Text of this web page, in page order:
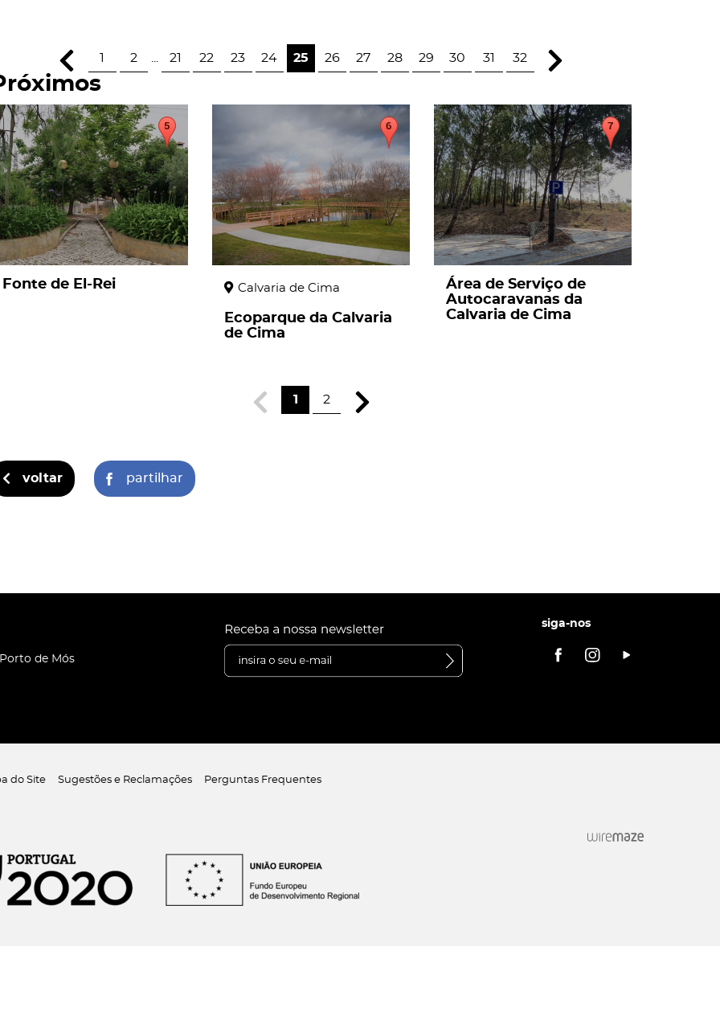
1 2 21 22 23 24 25 26 27 28 29 30 31 32
Fonte de El-Rei Calvaria de Cima
Ecoparque da Calvaria
de Cima
page
Área de Serviço de
Autocaravanas da
Calvaria de Cima
1 2
voltar partilhar
de Mós
siga-nos
do Site Sugestões e Reclamações Perguntas Frequentes